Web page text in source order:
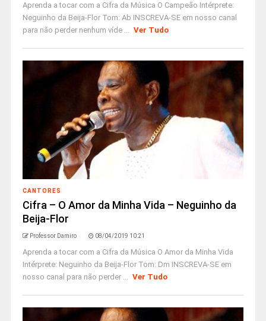
Aprenda a tocar com a Cifra da Música O Campeão Intérprete:
Neguinho da Beija-Flor Tom: Ab INSCREVA-SE em nosso canal
para não perder nenhum víde ... Ver Tudo
CANTORES
Cifra – O Amor da Minha Vida – Neguinho da
Beija-Flor
Professor Damiro 08/04/2019 10:21
Aprenda a tocar com a Cifra da Música O Amor da Minha Vida
Intérprete: Neguinho da Beija-Flor Tom: Dm INSCREVA-SE em
nosso canal para não perder ... Ver Tudo